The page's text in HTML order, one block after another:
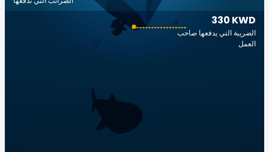
330 KWD
الضريبة التي يدفعها صاحب
العمل